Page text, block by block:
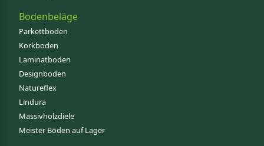
Bodenbeläge
Parkettboden
Korkboden
Laminatboden
Designboden
Natureflex
Lindura
Massivholzdiele
Meister Böden auf Lager